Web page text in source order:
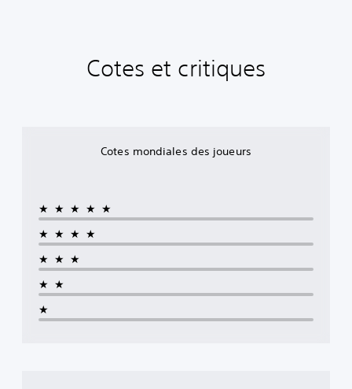
Cotes et critiques
Cotes mondiales des joueurs
★★★★★
★★★★
★★★
★★
★